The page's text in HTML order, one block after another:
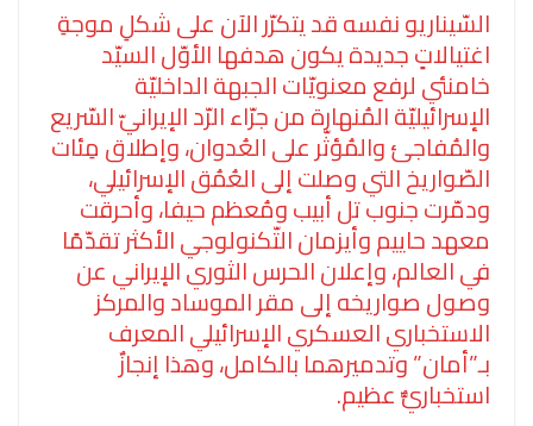
السّيناريو نفسه قد يتكرّر الآن على شكلِ موجةِ
اغتيالاتٍ جديدة يكون هدفها الأوّل السيّد
خامنئي لرفع معنويّات الجبهة الداخليّة
الإسرائيليّة المُنهارة من جرّاء الرّد الإيرانيّ السّريع
والمُفاجئ والمُؤثّر على العُدوان، وإطلاق مِئات
الصّواريخ التي وصلت إلى العُمُق الإسرائيلي،
ودمّرت جنوب تل أبيب ومُعظم حيفا، وأحرقت
معهد حاييم وأيزمان التّكنولوجي الأكثر تقدّمًا
في العالم، وإعلان الحرس الثوري الإيراني عن
وصول صواريخه إلى مقر الموساد والمركز
الاستخباري العسكري الإسرائيلي المعرف
بـ”أمان” وتدميرهما بالكامل، وهذا إنجازٌ
استخباريٌّ عظيم.